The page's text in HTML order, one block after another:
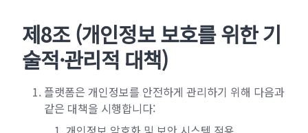
제8조 (개인정보 보호를 위한 기
술적·관리적 대책)
플랫폼은 개인정보를 안전하게 관리하기 위해 다음과
같은 대책을 시행합니다: